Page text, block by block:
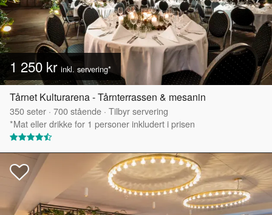
1 250 kr inkl. servering*
Tårnet Kulturarena - Tårnterrassen & mesanin
350seter · 700stående · Tilbyr servering
*Mat eller drikke for 1 personer inkludert i prisen